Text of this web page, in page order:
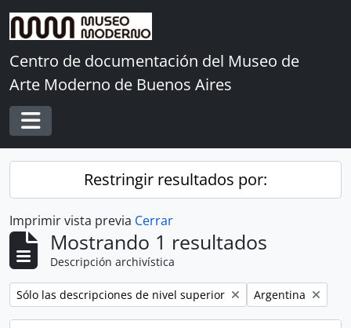
Skip to main content
Centro de documentación del Museo de
Arte Moderno de Buenos Aires
Toggle navigation
Restringir resultados por:
Imprimir vista previa Cerrar
Mostrando 1 resultados
Descripción archivística
Remove filter:
Sólo las descripciones de nivel superior Remove filter:
Argentina